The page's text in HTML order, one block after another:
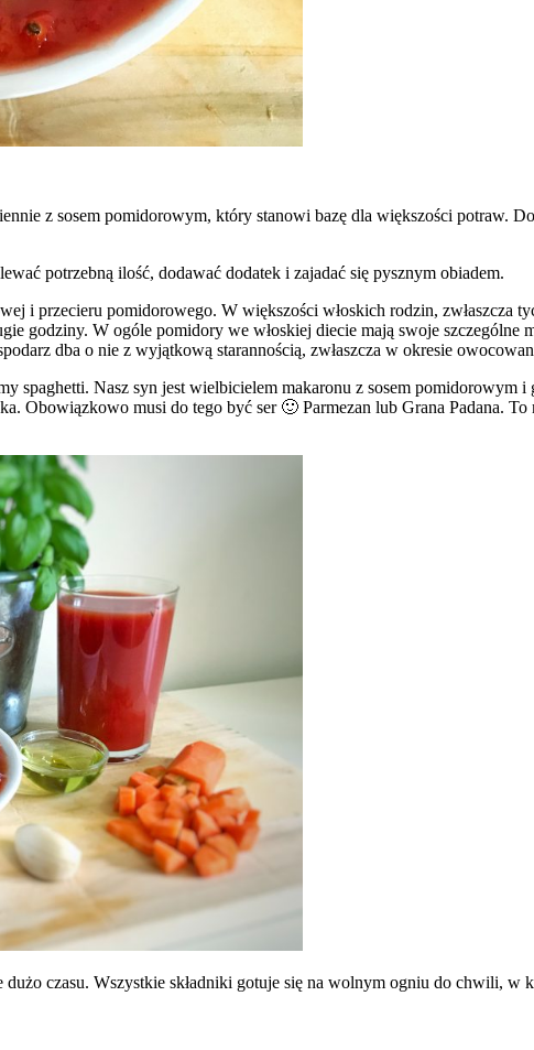
z sosem pomidorowym, który stanowi bazę dla większości potraw.
potrzebną ilość, dodawać dodatek i zajadać się pysznym obiadem.
i przecieru pomidorowego. W większości włoskich rodzin, zwłaszcza
godziny. W ogóle pomidory we włoskiej diecie mają swoje
dba o nie z wyjątkową starannością, zwłaszcza w okresie
spaghetti. Nasz syn jest wielbicielem makaronu z sosem pomidorowym i
Obowiązkowo musi do tego być ser 🙂 Parmezan lub Grana Padana.
dużo czasu. Wszystkie składniki gotuje się na wolnym ogniu do chwili, w